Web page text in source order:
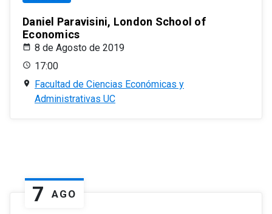
Daniel Paravisini, London School of
Economics
8 de Agosto de 2019
17:00
Facultad de Ciencias Económicas y
Administrativas UC
7 AGO